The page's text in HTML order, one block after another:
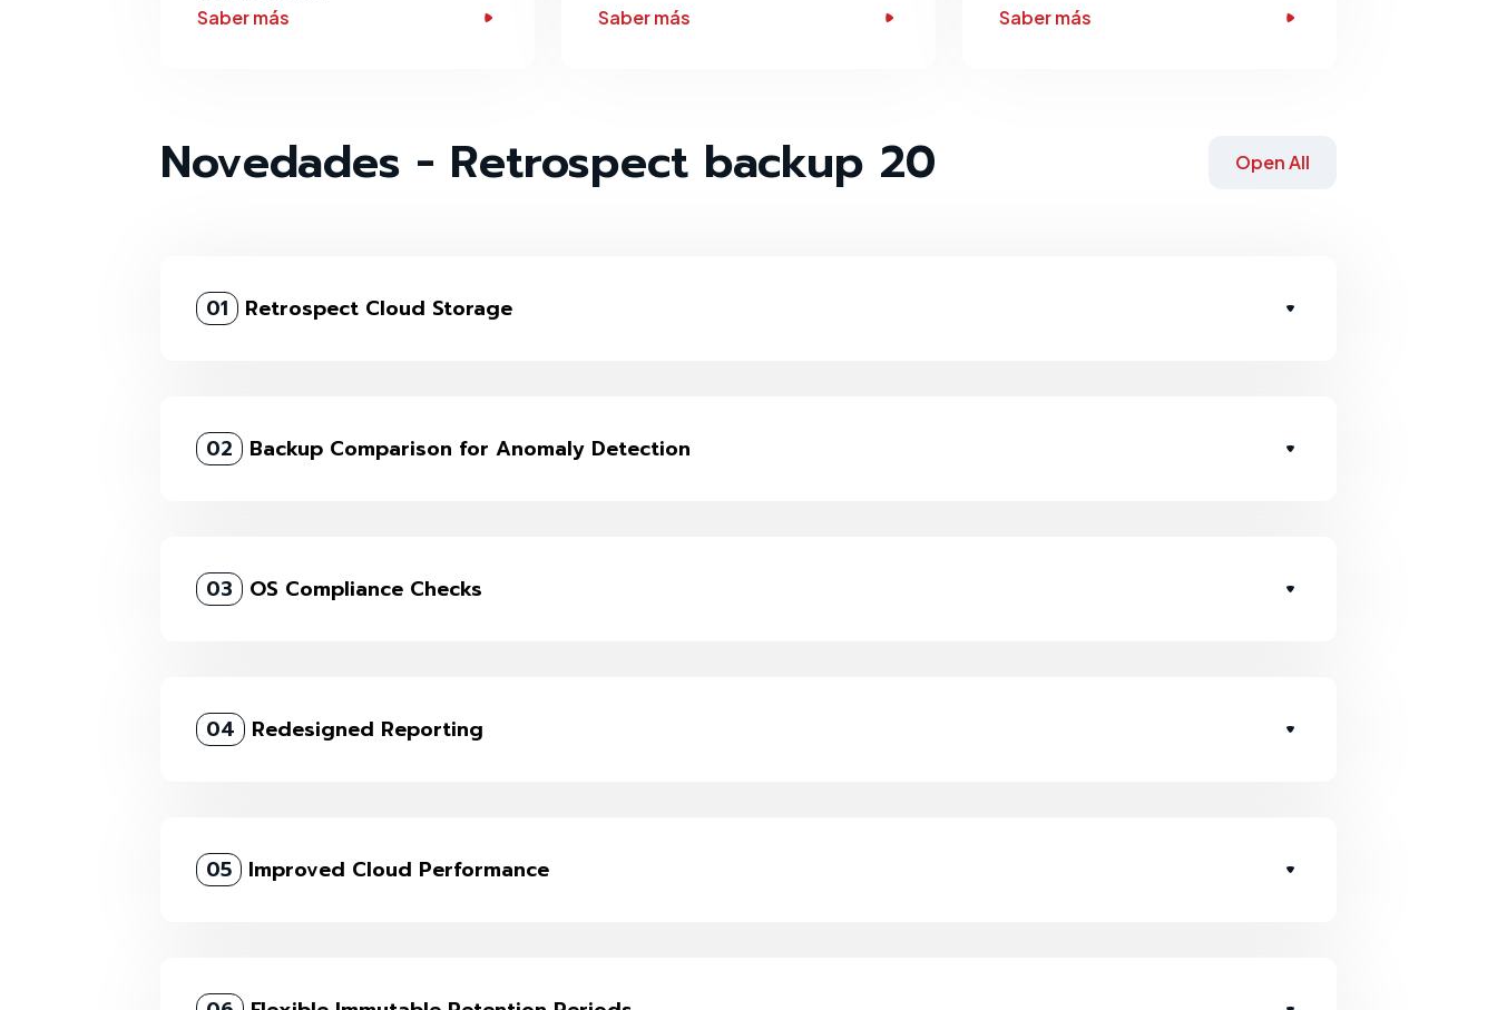
Saber más
Saber más Saber más
Novedades - Retrospect backup 20 Open All
01 Retrospect Cloud Storage
02 Backup Comparison for Anomaly Detection
03 OS Compliance Checks
04 Redesigned Reporting
05 Improved Cloud Performance